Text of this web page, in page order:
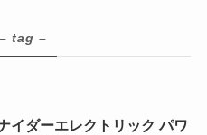
– tag –
イダーエレクトリック パワ